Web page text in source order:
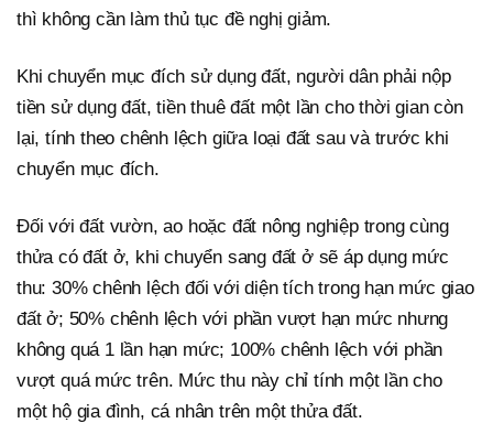
thì không cần làm thủ tục đề nghị giảm.
Khi chuyển mục đích sử dụng đất, người dân phải nộp
tiền sử dụng đất, tiền thuê đất một lần cho thời gian còn
lại, tính theo chênh lệch giữa loại đất sau và trước khi
chuyển mục đích.
Đối với đất vườn, ao hoặc đất nông nghiệp trong cùng
thửa có đất ở, khi chuyển sang đất ở sẽ áp dụng mức
thu: 30% chênh lệch đối với diện tích trong hạn mức giao
đất ở; 50% chênh lệch với phần vượt hạn mức nhưng
không quá 1 lần hạn mức; 100% chênh lệch với phần
vượt quá mức trên. Mức thu này chỉ tính một lần cho
một hộ gia đình, cá nhân trên một thửa đất.